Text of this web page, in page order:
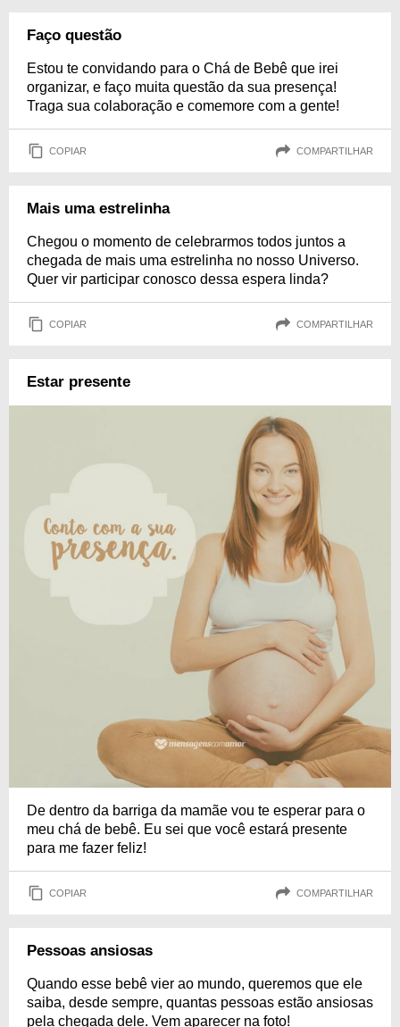
Faço questão
Estou te convidando para o Chá de Bebê que irei
organizar, e faço muita questão da sua presença!
Traga sua colaboração e comemore com a gente!
COPIAR COMPARTILHAR
Mais uma estrelinha
Chegou o momento de celebrarmos todos juntos a
chegada de mais uma estrelinha no nosso Universo.
Quer vir participar conosco dessa espera linda?
COPIAR COMPARTILHAR
Estar presente
De dentro da barriga da mamãe vou te esperar para o
meu chá de bebê. Eu sei que você estará presente
para me fazer feliz!
COPIAR COMPARTILHAR
Pessoas ansiosas
Quando esse bebê vier ao mundo, queremos que ele
saiba, desde sempre, quantas pessoas estão ansiosas
pela chegada dele. Vem aparecer na foto!